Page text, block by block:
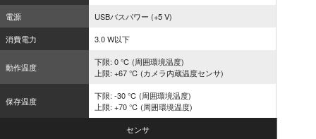
電源
USBバスパワー (+5 V)
消費電力
3.0 W以下
動作温度
下限: 0 ℃ (周囲環境温度)
上限: +67 ℃ (カメラ内蔵温度センサ)
保存温度
下限: -30 ℃ (周囲環境温度)
上限: +70 ℃ (周囲環境温度)
センサ